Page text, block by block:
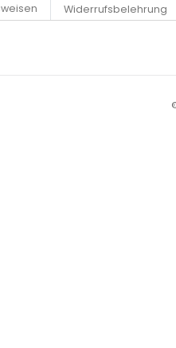
Widerrufsbelehrung